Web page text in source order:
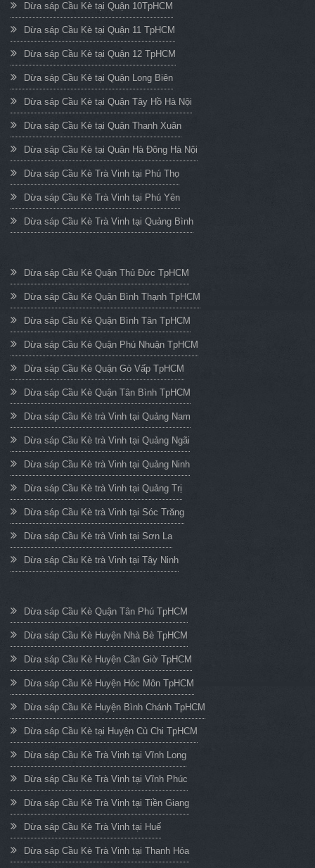
Dừa sáp Cầu Kè tại Quận 10TpHCM
Dừa sáp Cầu Kè tại Quận 11 TpHCM
Dừa sáp Cầu Kè tại Quận 12 TpHCM
Dừa sáp Cầu Kè tại Quận Long Biên
Dừa sáp Cầu Kè tại Quận Tây Hồ Hà Nội
Dừa sáp Cầu Kè tại Quận Thanh Xuân
Dừa sáp Cầu Kè tại Quận Hà Đông Hà Nội
Dừa sáp Cầu Kè Trà Vinh tại Phú Thọ
Dừa sáp Cầu Kè Trà Vinh tại Phú Yên
Dừa sáp Cầu Kè Trà Vinh tại Quảng Bình
Dừa sáp Cầu Kè Quận Thủ Đức TpHCM
Dừa sáp Cầu Kè Quận Bình Thạnh TpHCM
Dừa sáp Cầu Kè Quận Bình Tân TpHCM
Dừa sáp Cầu Kè Quận Phú Nhuận TpHCM
Dừa sáp Cầu Kè Quận Gò Vấp TpHCM
Dừa sáp Cầu Kè Quận Tân Bình TpHCM
Dừa sáp Cầu Kè trà Vinh tại Quảng Nam
Dừa sáp Cầu Kè trà Vinh tại Quảng Ngãi
Dừa sáp Cầu Kè trà Vinh tại Quảng Ninh
Dừa sáp Cầu Kè trà Vinh tại Quảng Trị
Dừa sáp Cầu Kè trà Vinh tại Sóc Trăng
Dừa sáp Cầu Kè trà Vinh tại Sơn La
Dừa sáp Cầu Kè trà Vinh tại Tây Ninh
Dừa sáp Cầu Kè Quận Tân Phú TpHCM
Dừa sáp Cầu Kè Huyện Nhà Bè TpHCM
Dừa sáp Cầu Kè Huyện Cần Giờ TpHCM
Dừa sáp Cầu Kè Huyện Hóc Môn TpHCM
Dừa sáp Cầu Kè Huyện Bình Chánh TpHCM
Dừa sáp Cầu Kè tại Huyện Củ Chi TpHCM
Dừa sáp Cầu Kè Trà Vinh tại Vĩnh Long
Dừa sáp Cầu Kè Trà Vinh tại Vĩnh Phúc
Dừa sáp Cầu Kè Trà Vinh tại Tiền Giang
Dừa sáp Cầu Kè Trà Vinh tại Huế
Dừa sáp Cầu Kè Trà Vinh tại Thanh Hóa